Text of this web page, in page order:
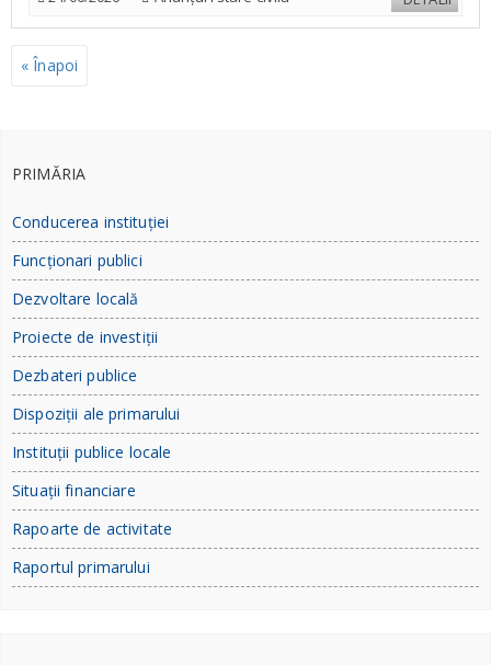
« Înapoi
PRIMĂRIA
Conducerea instituției
Funcționari publici
Dezvoltare locală
Proiecte de investiții
Dezbateri publice
Dispoziții ale primarului
Instituții publice locale
Situații financiare
Rapoarte de activitate
Raportul primarului